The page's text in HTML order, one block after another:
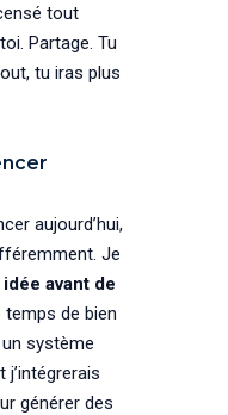
tout
Partage. Tu
tu iras plus
aujourd’hui,
Je
avant de
temps de bien
système
j’intégrerais
générer des